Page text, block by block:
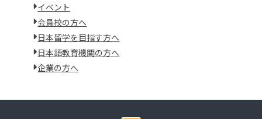
イベント
会員校の方へ
日本留学を目指す方へ
日本語教育機関の方へ
企業の方へ